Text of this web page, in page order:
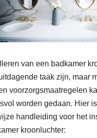
van een badkamer
taak zijn, maar
voorzorgsmaatregelen
worden gedaan. Hier
handleiding voor het
kroonluchter: